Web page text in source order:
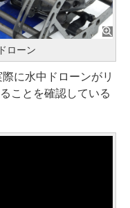
ローン
に水中ドローンがリ
ことを確認している